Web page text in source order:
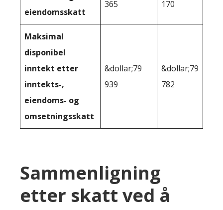
eiendomsskatt
365
170
Maksimal
disponibel
inntekt etter
inntekts-,
eiendoms- og
omsetningsskatt
&dollar;79
939
&dollar;79
782
Sammenligning
etter skatt ved å